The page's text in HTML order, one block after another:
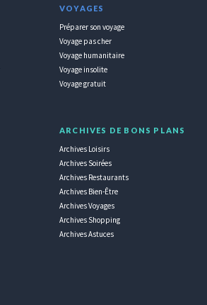
VOYAGES
Préparer son voyage
Voyage pas cher
Voyage humanitaire
Voyage insolite
Voyage gratuit
ARCHIVES DE BONS PLANS
Archives Loisirs
Archives Soirées
Archives Restaurants
Archives Bien-Être
Archives Voyages
Archives Shopping
Archives Astuces